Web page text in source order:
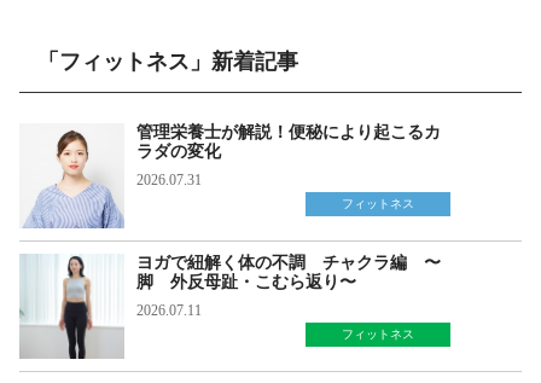
「フィットネス」新着記事
管理栄養士が解説！便秘により起こるカ
ラダの変化
2026.07.31
フィットネス
ヨガで紐解く体の不調 チャクラ編 〜
脚 外反母趾・こむら返り〜
2026.07.11
フィットネス